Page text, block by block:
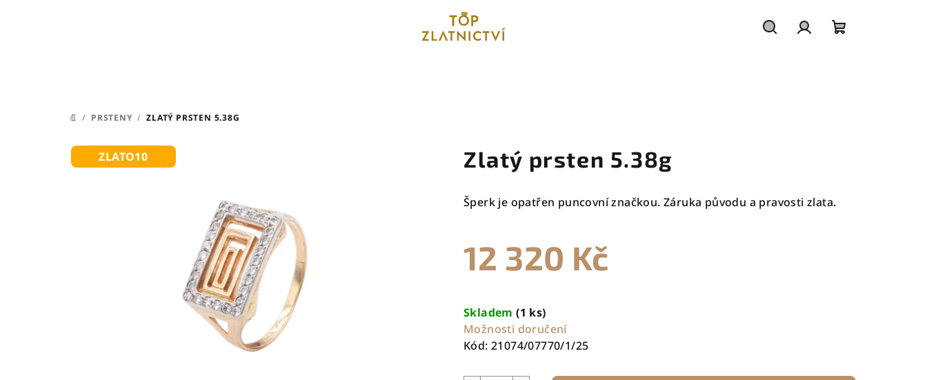
DOMŮ
/ PRSTENY / ZLATÝ PRSTEN 5.38G
Zlatý prsten 5.38g
Šperk je opatřen puncovní značkou. Záruka původu a pravosti zlata.
12 320 Kč
cena:
Skladem(1 ks)
Možnosti doručení
Kód: 21074/07770/1/25
ZLATO10